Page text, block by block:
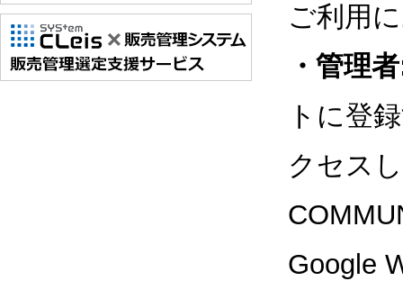
ご利用
・管理
トに登
クセス
Google